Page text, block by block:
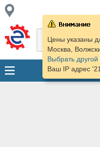
Цены указаны
Москва,
Выбрать
Ваш IP адрес